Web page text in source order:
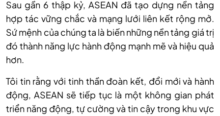
Sau gần 6 thập kỷ, ASEAN đã tạo dựng nền tảng
hợp tác vững chắc và mạng lưới liên kết rộng mở.
Sứ mệnh của chúng ta là biến những nền tảng giá trị
đó thành năng lực hành động mạnh mẽ và hiệu quả
hơn.
Tôi tin rằng với tinh thần đoàn kết, đổi mới và hành
động, ASEAN sẽ tiếp tục là một không gian phát
triển năng động, tự cường và tin cậy trong khu vực